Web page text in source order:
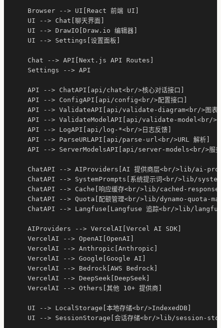
    Browser --> UI[React 前端 UI]
    UI --> Chat[聊天界面]
    UI --> DrawIO[Draw.io 编辑器]
    UI --> Settings[设置面板]
    Chat --> API[Next.js API Routes]
    Settings --> API
    API --> ChatAPI[api/chat<br/>核心对话接口]
    API --> ConfigAPI[api/config<br/>配置接口]
API --> ValidateAPI[api/validate-diagram<br/>图表
API --> ValidateModelAPI[api/validate-model<br/>
    API --> LogAPI[api/log-*<br/>日志反馈]
    API --> ParseURLAPI[api/parse-url<br/>URL 解析]
API --> ServerModelsAPI[api/server-models<br/>服务
ChatAPI --> AIProviders[AI 提供商层<br/>lib/ai-
ChatAPI --> SystemPrompts[系统提示词<br/>lib/
ChatAPI --> Cache[响应缓存<br/>lib/cached-
ChatAPI --> Quota[配额管理<br/>lib/dynamo-quota-
ChatAPI --> Langfuse[Langfuse 追踪<br/>lib/
    AIProviders --> VercelAI[Vercel AI SDK]
    VercelAI --> OpenAI[OpenAI]
    VercelAI --> Anthropic[Anthropic]
    VercelAI --> Google[Google AI]
    VercelAI --> Bedrock[AWS Bedrock]
    VercelAI --> DeepSeek[DeepSeek]
    VercelAI --> Others[其他 10+ 提供商]
    UI --> LocalStorage[本地存储<br/>IndexedDB]
UI --> SessionStorage[会话存储<br/>lib/session-